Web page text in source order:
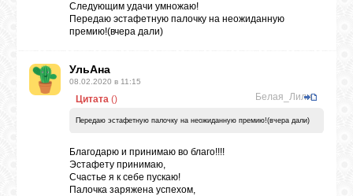
Следующим удачи умножаю!
Передаю эстафетную палочку на неожиданную
премию!(вчера дали)
УльАна
08.02.2020 в 11:15
Цитата Белая_Лилия
()
Передаю эстафетную палочку на неожиданную премию!(вчера дали)
Благодарю и принимаю во благо!!!!
Эстафету принимаю,
Счастье я к себе пускаю!
Палочка заряжена успехом,